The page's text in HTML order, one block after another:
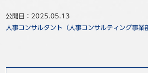
公開日：2025.05.13
人事コンサルタント（人事コンサルティング事業